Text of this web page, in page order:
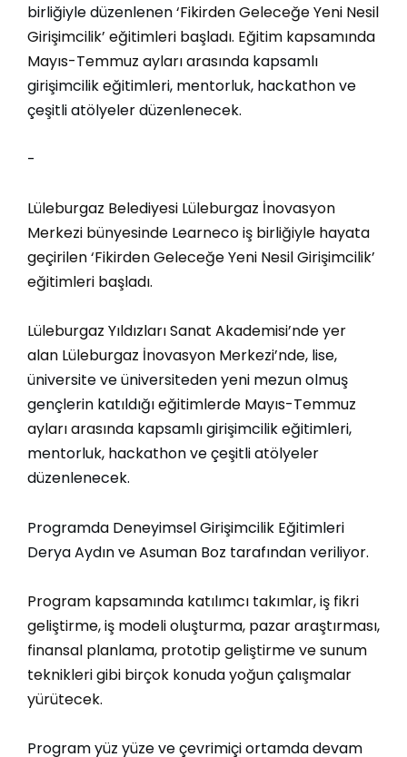
birliğiyle düzenlenen‘Fikirden Geleceğe Yeni Nesil
Girişimcilik’ eğitimleri başladı. Eğitim kapsamında
Mayıs-Temmuz ayları arasında kapsamlı
girişimcilik eğitimleri, mentorluk, hackathon ve
çeşitli atölyeler düzenlenecek.
-
Lüleburgaz Belediyesi Lüleburgaz İnovasyon
Merkezi bünyesinde Learneco iş birliğiyle hayata
geçirilen ‘Fikirden Geleceğe Yeni Nesil Girişimcilik’
eğitimleri başladı.
Lüleburgaz Yıldızları Sanat Akademisi’nde yer
alan Lüleburgaz İnovasyon Merkezi’nde, lise,
üniversite ve üniversiteden yeni mezun olmuş
gençlerin katıldığıeğitimlerde Mayıs-Temmuz
ayları arasında kapsamlı girişimcilik eğitimleri,
mentorluk, hackathon ve çeşitli atölyeler
düzenlenecek.
Programda Deneyimsel Girişimcilik Eğitimleri
Derya Aydın ve Asuman Boz tarafından veriliyor.
Program kapsamında katılımcı takımlar, iş fikri
geliştirme, iş modeli oluşturma, pazar araştırması,
finansal planlama, prototip geliştirme ve sunum
teknikleri gibi birçok konuda yoğun çalışmalar
yürütecek.
Program yüz yüze ve çevrimiçi ortamda devam